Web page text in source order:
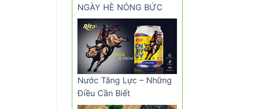
NGÀY HÈ NÓNG BỨC
Nước Tăng Lực – Những
Điều Cần Biết